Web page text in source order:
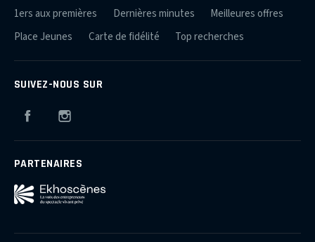
1ers aux premières Dernières minutes
Meilleures offres
Place Jeunes
Carte de fidélité Top recherches
SUIVEZ-NOUS SUR
Facebook
PARTENAIRES